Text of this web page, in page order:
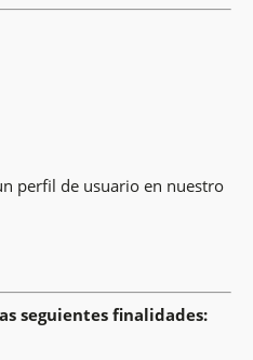
perfil de usuario en nuestro
seguientes finalidades: